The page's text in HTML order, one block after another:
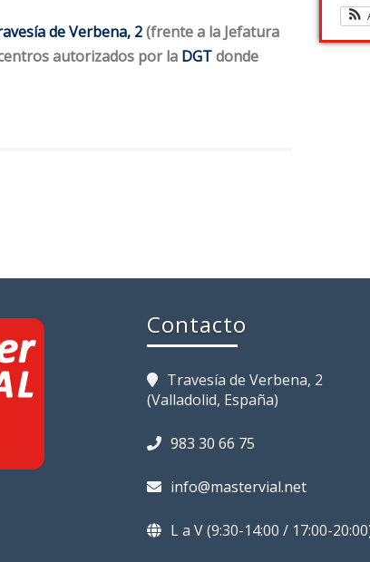
de Verbena, 2(frente a la Jefatura
autorizados por la DGTdonde
Contacto
Travesía de Verbena, 2
(Valladolid, España)
983 30 66 75
info@mastervial.net
L a V (9:30-14:00 / 17:00-